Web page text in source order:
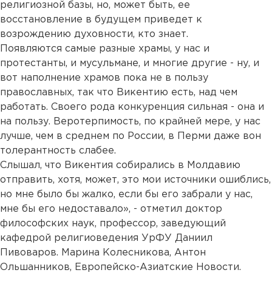
религиозной базы, но, может быть, ее
восстановление в будущем приведет к
возрождению духовности, кто знает.
Появляются самые разные храмы, у нас и
протестанты, и мусульмане, и многие другие - ну, и
вот наполнение храмов пока не в пользу
православных, так что Викентию есть, над чем
работать. Своего рода конкуренция сильная - она и
на пользу. Веротерпимость, по крайней мере, у нас
лучше, чем в среднем по России, в Перми даже вон
толерантность слабее.
Слышал, что Викентия собирались в Молдавию
отправить, хотя, может, это мои источники ошиблись,
но мне было бы жалко, если бы его забрали у нас,
мне бы его недоставало», - отметил доктор
философских наук, профессор, заведующий
кафедрой религиоведения УрФУ Даниил
Пивоваров. Марина Колесникова, Антон
Ольшанников, Европейско-Азиатские Новости.